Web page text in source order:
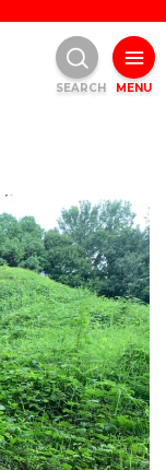
MENU
SEARCH